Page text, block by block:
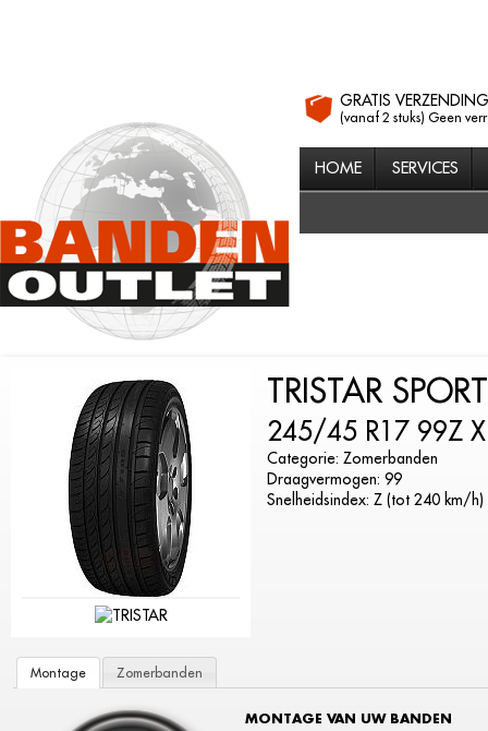
GRATIS VERZENDING
(vanaf 2 stuks) Geen
HOME SERVICES
TRISTAR
245/45 R17 99Z
Categorie: Zomerbanden
Draagvermogen: 99
Snelheidsindex: Z (tot 240 km/h)
Montage Zomerbanden
MONTAGE VAN UW BANDEN